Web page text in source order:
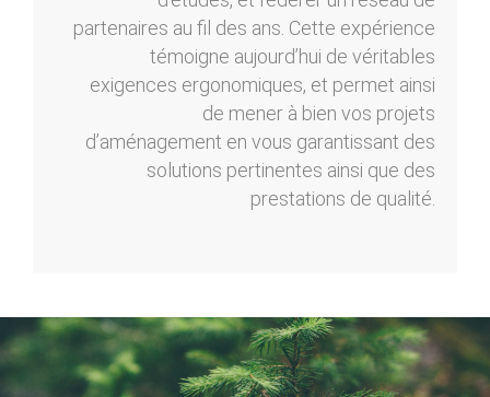
partenaires au fil des ans. Cette expérience
témoigne aujourd’hui de véritables
exigences ergonomiques, et permet ainsi
de mener à bien vos projets
d’aménagement en vous garantissant des
solutions pertinentes ainsi que des
prestations de qualité.